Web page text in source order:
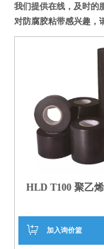
我们提供在线，及时的
对防腐胶粘带感兴趣，
HLD T100 聚乙
加入询价篮